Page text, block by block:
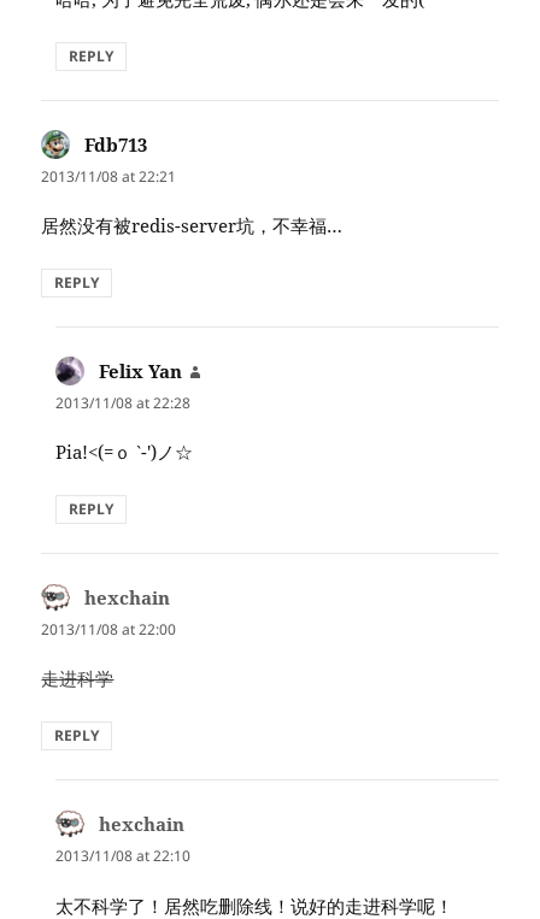
REPLY
Fdb713
2013/11/08 at 22:21
居然没有被redis-server坑，不幸福…
REPLY
Felix Yan
2013/11/08 at 22:28
Pia!<(=ｏ ‵-′)ノ☆
REPLY
hexchain
2013/11/08 at 22:00
走进科学
REPLY
hexchain
2013/11/08 at 22:10
太不科学了！居然吃删除线！说好的走进科学呢！